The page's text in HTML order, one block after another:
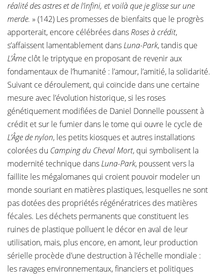
réalité des astres et de l’infini, et voilà que je glisse sur une
merde. » (142) Les promesses de bienfaits que le progrès
apporterait, encore célébrées dansRoses à crédit,
s’affaissent lamentablement dansLuna-Park, tandis que
L’Âme clôt le triptyque en proposant de revenir aux
fondamentaux de l’humanité : l’amour, l’amitié, la solidarité.
Suivant ce déroulement, qui coïncide dans une certaine
mesure avec l’évolution historique, si les roses
génétiquement modifiées de Daniel Donnelle poussent à
crédit et sur le fumier dans le tome qui ouvre le cycle de
L’Âge de nylon, les petits kiosques et autres installations
colorées du Camping du Cheval Mort, qui symbolisent la
modernité technique dansLuna-Park, poussent vers la
faillite les mégalomanes qui croient pouvoir modeler un
monde souriant en matières plastiques, lesquelles ne sont
pas dotées des propriétés régénératrices des matières
fécales. Les déchets permanents que constituent les
ruines de plastique polluent le décor en aval de leur
utilisation, mais, plus encore, en amont, leur production
sérielle procède d’une destruction à l’échelle mondiale :
les ravages environnementaux, financiers et politiques